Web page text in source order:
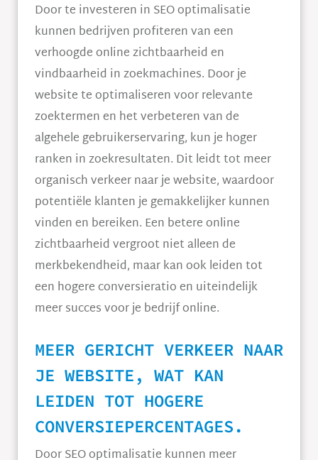
Door te investeren in SEO optimalisatie
kunnen bedrijven profiteren van een
verhoogde online zichtbaarheid en
vindbaarheid in zoekmachines. Door je
website te optimaliseren voor relevante
zoektermen en het verbeteren van de
algehele gebruikerservaring, kun je hoger
ranken in zoekresultaten. Dit leidt tot meer
organisch verkeer naar je website, waardoor
potentiële klanten je gemakkelijker kunnen
vinden en bereiken. Een betere online
zichtbaarheid vergroot niet alleen de
merkbekendheid, maar kan ook leiden tot
een hogere conversieratio en uiteindelijk
meer succes voor je bedrijf online.
MEER GERICHT VERKEER NAAR
JE WEBSITE, WAT KAN
LEIDEN TOT HOGERE
CONVERSIEPERCENTAGES.
Door SEO optimalisatie kunnen meer